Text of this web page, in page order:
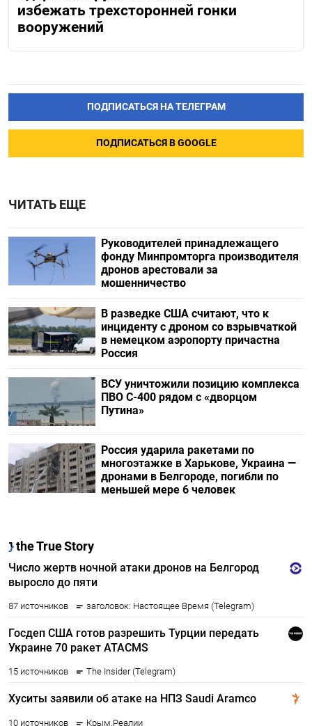
избежать трехсторонней гонки
вооружений
ПОДПИСАТЬСЯ НА ТЕЛЕГРАМ
ПОДПИСАТЬСЯ В GOOGLE
ЧИТАТЬ ЕЩЕ
Руководителей принадлежащего
фонду Минпромторга производителя
дронов арестовали за
мошенничество
В разведке США считают, что к
инциденту с дроном со взрывчаткой
в немецком аэропорту причастна
Россия
ВСУ уничтожили позицию комплекса
ПВО С-400 рядом с «дворцом
Путина»
Россия ударила ракетами по
многоэтажке в Харькове, Украина —
дронами в Белгороде, погибли по
меньшей мере 6 человек